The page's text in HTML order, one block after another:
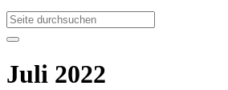
Juli 2022